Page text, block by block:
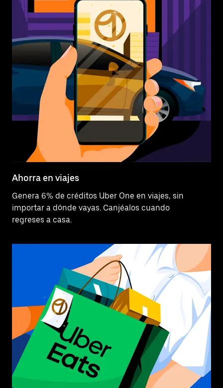
Ahorra en viajes
Genera 6% de créditos Uber One en viajes, sin
importar a dónde vayas. Canjéalos cuando
regreses a casa.